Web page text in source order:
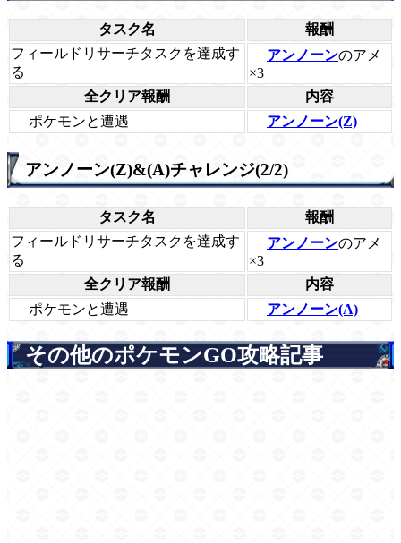
タスク名
報酬
フィールドリサーチタスクを達成す
る
アンノーンのアメ
×3
全クリア報酬
内容
ポケモンと遭遇
アンノーン(Z)
アンノーン(Z)&(A)チャレンジ(2/2)
タスク名
報酬
フィールドリサーチタスクを達成す
る
アンノーンのアメ
×3
全クリア報酬
内容
ポケモンと遭遇
アンノーン(A)
その他のポケモンGO攻略記事